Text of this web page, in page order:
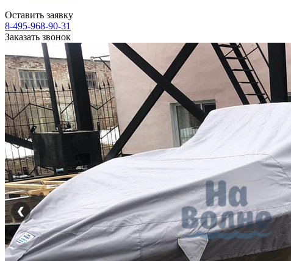
Оставить заявку
8-495-968-90-31
Заказать звонок